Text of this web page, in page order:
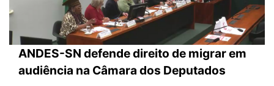
ANDES-SN defende direito de migrar em
audiência na Câmara dos Deputados